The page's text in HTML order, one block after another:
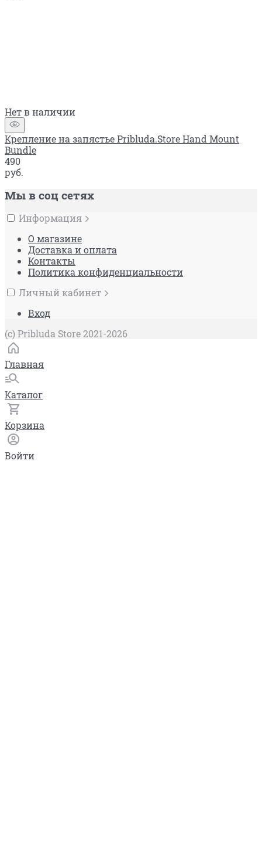
Нет в наличии
Крепление на запястье Pribluda.Store Hand Mount
Bundle
490
руб.
Мы в соц сетях
Информация
О магазине
Доставка и оплата
Контакты
Политика конфиденциальности
Личный кабинет
Вход
(c) Pribluda Store 2021-2026
Главная
Каталог
Корзина
Войти